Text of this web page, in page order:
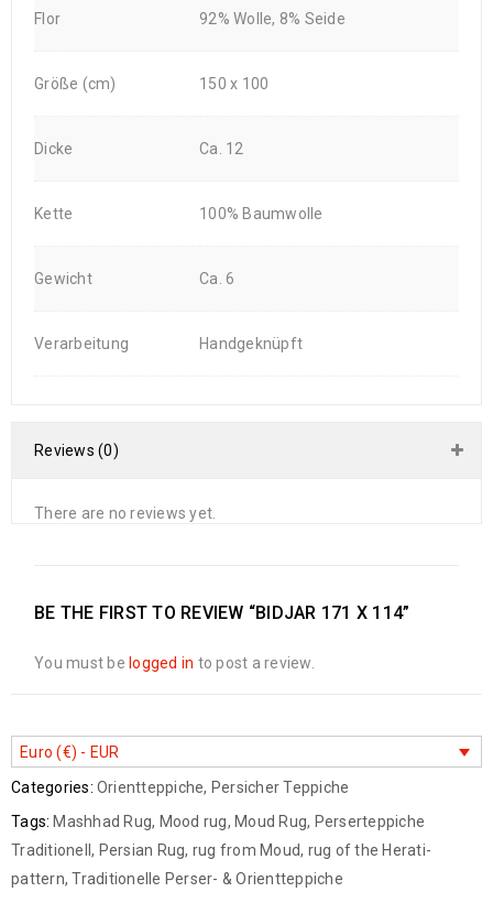
Flor 92% Wolle, 8% Seide
Größe (cm) 150 x 100
Dicke Ca. 12
Kette 100% Baumwolle
Gewicht Ca. 6
Verarbeitung Handgeknüpft
Reviews (0)
There are no reviews yet.
BE THE FIRST TO REVIEW “BIDJAR 171 X 114”
You must be logged in to post a review.
Euro (€) - EUR
Categories: Orientteppiche, Persicher Teppiche
Tags: Mashhad Rug, Mood rug, Moud Rug, Perserteppiche
Traditionell, Persian Rug, rug from Moud, rug of the Herati-
pattern,Traditionelle Perser- & Orientteppiche